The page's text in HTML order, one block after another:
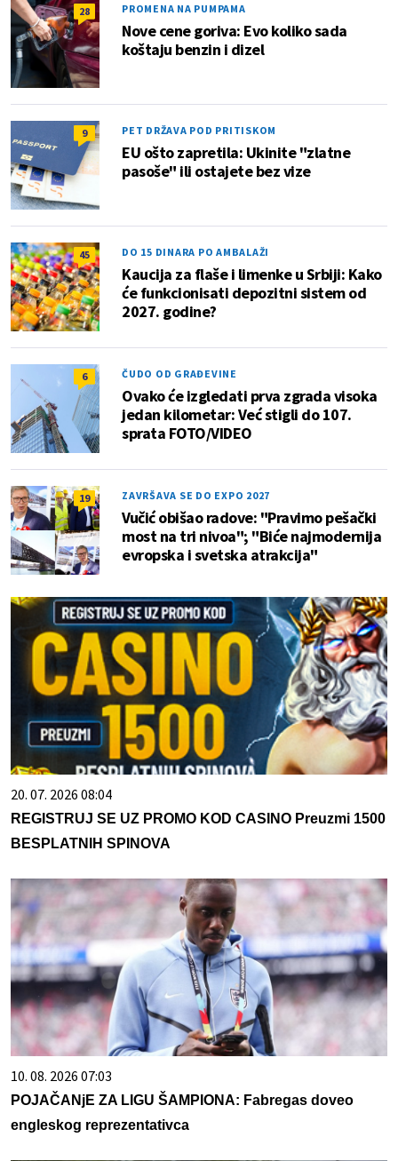
28 PROMENA NA PUMPAMA
Nove cene goriva: Evo koliko sada
koštaju benzin i dizel
9 PET DRŽAVA POD PRITISKOM
EU ošto zapretila: Ukinite "zlatne
pasoše" ili ostajete bez vize
45 DO 15 DINARA PO AMBALAŽI
Kaucija za flaše i limenke u Srbiji: Kako
će funkcionisati depozitni sistem od
2027. godine?
6 ČUDO OD GRAĐEVINE
Ovako će izgledati prva zgrada visoka
jedan kilometar: Već stigli do 107.
sprata FOTO/VIDEO
19 ZAVRŠAVA SE DO EXPO 2027
Vučić obišao radove: "Pravimo pešački
most na tri nivoa"; "Biće najmodernija
evropska i svetska atrakcija"
20. 07. 2026 08:04
REGISTRUJ SE UZ PROMO KOD CASINO Preuzmi 1500
BESPLATNIH SPINOVA
10. 08. 2026 07:03
POJAČANjE ZA LIGU ŠAMPIONA: Fabregas doveo
engleskog reprezentativca